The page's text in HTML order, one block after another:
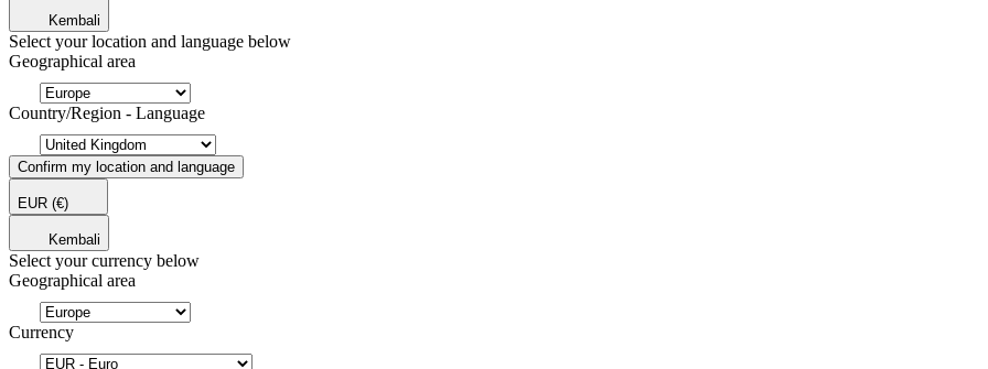
Kembali
Select your location and language below
Geographical area
Country/Region - Language
Confirm my location and language
EUR (€)
Kembali
Select your currency below
Geographical area
Currency